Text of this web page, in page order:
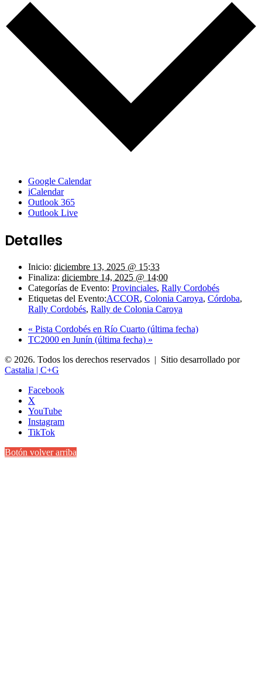
Google Calendar
iCalendar
Outlook 365
Outlook Live
Detalles
Inicio: diciembre 13, 2025 @ 15:33
Finaliza: diciembre 14, 2025 @ 14:00
Categorías de Evento: Provinciales, Rally Cordobés
Etiquetas del Evento:ACCOR, Colonia Caroya, Córdoba,
Rally Cordobés, Rally de Colonia Caroya
« Pista Cordobés en Río Cuarto (última fecha)
TC2000 en Junín (última fecha) »
© 2026. Todos los derechos reservados | Sitio desarrollado por
Castalia | C+G
Facebook
X
YouTube
Instagram
TikTok
Botón volver arriba